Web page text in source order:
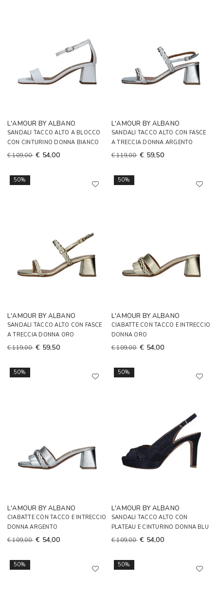
L'AMOUR BY ALBANO
SANDALI TACCO ALTO A BLOCCO
CON CINTURINO DONNA BIANCO
€ 109,00 € 54,00
L'AMOUR BY ALBANO
SANDALI TACCO ALTO CON FASCE
A TRECCIA DONNA ARGENTO
€ 119,00 € 59,50
50%
L'AMOUR BY ALBANO
SANDALI TACCO ALTO CON FASCE
A TRECCIA DONNA ORO
€ 119,00 € 59,50
50%
L'AMOUR BY ALBANO
CIABATTE CON TACCO E INTRECCIO
DONNA ORO
€ 109,00 € 54,00
50%
L'AMOUR BY ALBANO
CIABATTE CON TACCO E INTRECCIO
DONNA ARGENTO
€ 109,00 € 54,00
50%
L'AMOUR BY ALBANO
SANDALI TACCO ALTO CON
PLATEAU E CINTURINO DONNA BLU
€ 109,00 € 54,00
50% 50%